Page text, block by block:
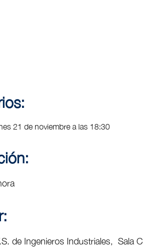
21 de noviembre a las 18:30
de Ingenieros Industriales, Sala C